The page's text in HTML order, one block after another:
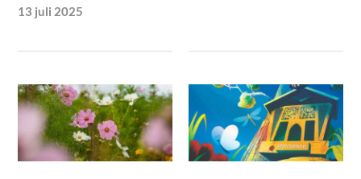
13 juli 2025